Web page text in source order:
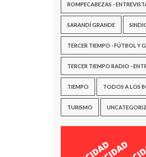
ROMPECABEZAS -
SARANDÍ GRANDE
TERCER TIEMPO - FÚTBOL Y
TERCER TIEMPO RADIO -
TIEMPO TODOS A LOS
TURISMO